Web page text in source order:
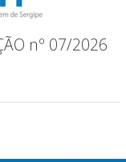
nº 07/2026